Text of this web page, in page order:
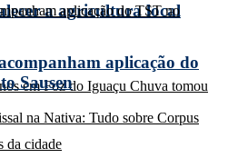
a agricultura local
aplicação do
Sausen